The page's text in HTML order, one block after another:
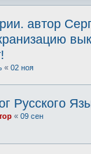
автор
« 02 ноя
Русского
« 09 сен